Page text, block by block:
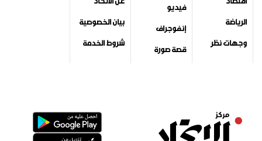
الرياضة
وجهات نظر
فيديو
إنفوجراف
قصة صورة
بيان الخصوصية
شروط الخدمة